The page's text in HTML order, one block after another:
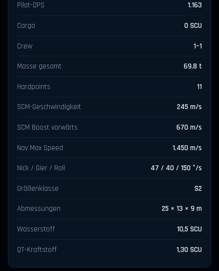
Pilot-DPS 1.163
Cargo 0 SCU
Crew 1–1
Masse gesamt 69.8 t
Hardpoints 11
SCM-Geschwindigkeit 245 m/s
SCM Boost vorwärts 670 m/s
Nav Max Speed 1.450 m/s
Nick / Gier / Roll 47 / 40 / 150 °/s
Größenklasse S2
Abmessungen 25 × 13 × 9 m
Wasserstoff 10,5 SCU
QT-Kraftstoff 1,30 SCU